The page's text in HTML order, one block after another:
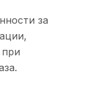
за